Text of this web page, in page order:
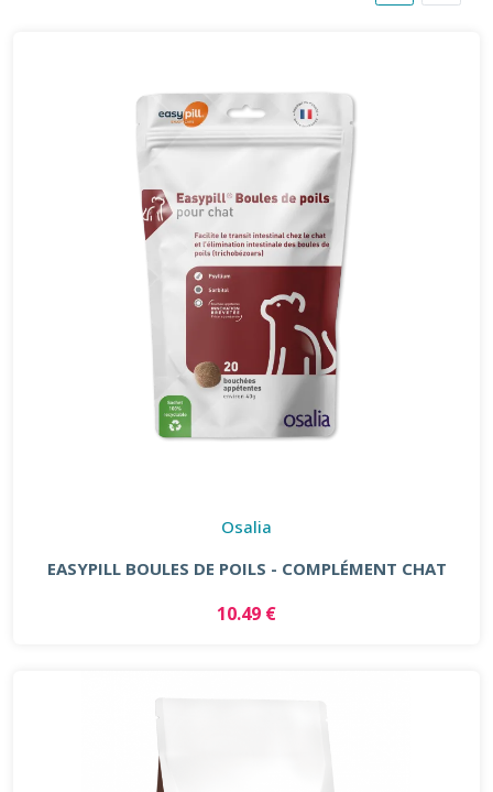
Osalia
EASYPILL BOULES DE POILS - COMPLÉMENT CHAT
10.49 €